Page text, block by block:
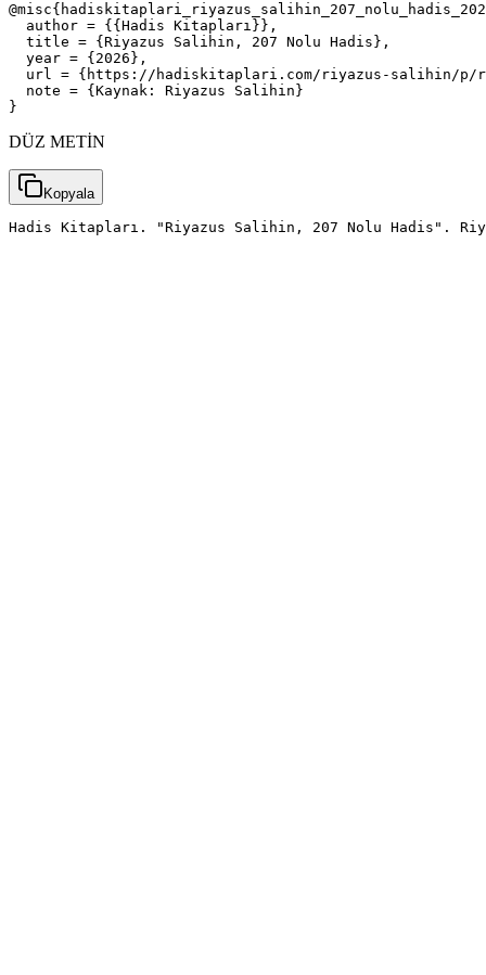
  author = {{Hadis Kitapları}},
  title = {Riyazus Salihin, 207 Nolu Hadis},
  year = {2026},
url = {https://hadiskitaplari.com/riyazus-salihin/
  note = {Kaynak: Riyazus Salihin}
}
DÜZ METİN
Kopyala
Hadis Kitapları. "Riyazus Salihin, 207 Nolu Hadis".